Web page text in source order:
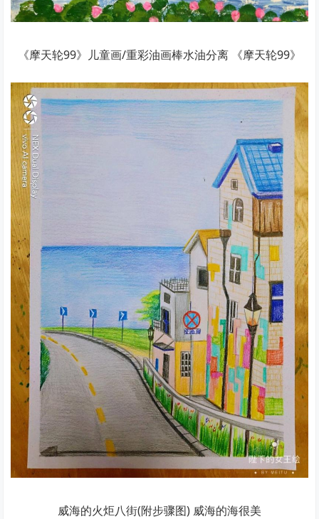
《摩天轮99》儿童画/重彩油画棒水油分离 《摩天轮99》
威海的火炬八街(附步骤图) 威海的海很美